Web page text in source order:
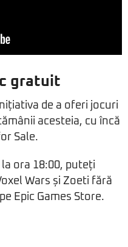
gratuit
de a oferi jocuri
acesteia, cu încă
Sale.
la ora 18:00, puteți
Wars și Zoeti fără
Epic Games Store.